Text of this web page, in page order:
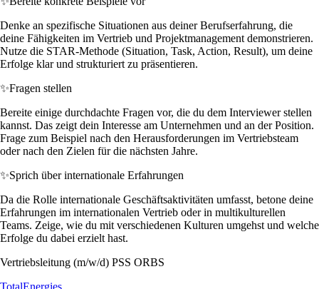
Denke an spezifische Situationen aus deiner Berufserfahrung, die
deine Fähigkeiten im Vertrieb und Projektmanagement demonstrieren.
Nutze die STAR-Methode (Situation, Task, Action, Result), um deine
Erfolge klar und strukturiert zu präsentieren.
✨Fragen stellen
Bereite einige durchdachte Fragen vor, die du dem Interviewer stellen
kannst. Das zeigt dein Interesse am Unternehmen und an der Position.
Frage zum Beispiel nach den Herausforderungen im Vertriebsteam
oder nach den Zielen für die nächsten Jahre.
✨Sprich über internationale Erfahrungen
Da die Rolle internationale Geschäftsaktivitäten umfasst, betone deine
Erfahrungen im internationalen Vertrieb oder in multikulturellen
Teams. Zeige, wie du mit verschiedenen Kulturen umgehst und welche
Erfolge du dabei erzielt hast.
Vertriebsleitung (m/w/d) PSS ORBS
TotalEnergies